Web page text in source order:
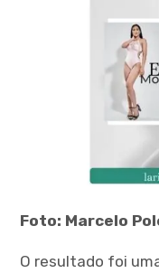
Foto: Marcelo
O resultado foi